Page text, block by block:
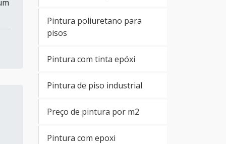
Pintura poliuretano para
pisos
Pintura com tinta epóxi
Pintura de piso industrial
Preço de pintura por m2
Pintura com epoxi